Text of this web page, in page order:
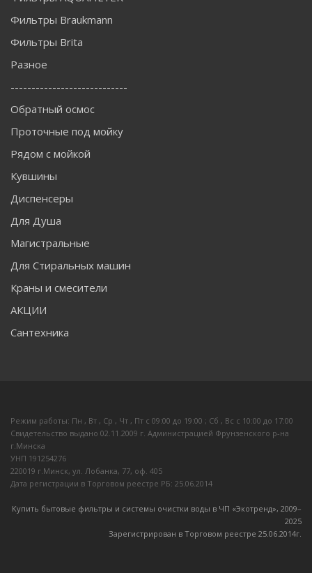
Фильтры Braukmann
Фильтры Brita
Разное
----------------------------
Обратный осмос
Проточные под мойку
Рядом с мойкой
Кувшины
Диспенсеры
Для Душа
Магистральные
Для Стиральных машин
Краны и смесители
АКЦИИ
Сантехника
Режим работы: Пн , Вт , Ср , Чт , Пт c 09:00 до 19:00 ; Сб , Вс c 10:00 до 17:00
Свидетельство выдано 02.11.2009 г. Администрацией Фрунзенского р-на
г.Минска
УНП 191254276
220019 г.Минск, ул. Лобанка, 77, оф. 405
Дата регистрации в Торговом реестре РБ: 25.06.2014
Купить бытовые фильтры и системы очистки воды в ЧП «Экотренд», 2009–
2025
Зарегистрирован в Торговом реестре 25.06.2014г.